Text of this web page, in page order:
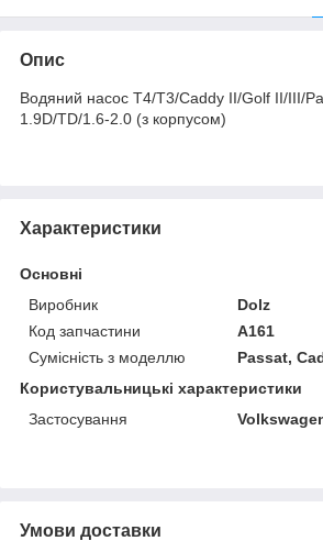
Опис
Водяний насос T4/T3/Caddy II/Golf II/III/
1.9D/TD/1.6-2.0 (з корпусом)
Характеристики
Основні
Виробник
Dolz
Код запчастини
A161
Сумісність з моделлю
Passat,
Користувальницькі характеристики
Застосування
Умови доставки